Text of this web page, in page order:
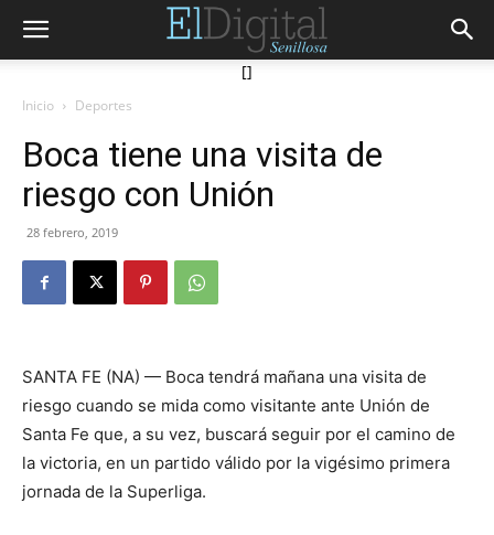
[]
Inicio Deportes
Boca tiene una visita de
riesgo con Unión
28 febrero, 2019
SANTA FE (NA) — Boca tendrá mañana una visita de
riesgo cuando se mida como visitante ante Unión de
Santa Fe que, a su vez, buscará seguir por el camino de
la victoria, en un partido válido por la vigésimo primera
jornada de la Superliga.